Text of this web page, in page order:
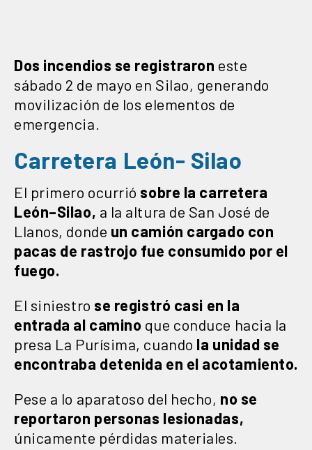
Dos incendios se registraron este
sábado 2 de mayo en Silao, generando
movilización de los elementos de
emergencia.
Carretera León- Silao
El primero ocurrió sobre la carretera
León–Silao, a la altura de San José de
Llanos, donde un camión cargado con
pacas de rastrojo fue consumido por el
fuego.
El siniestro se registró casi en la
entrada al camino que conduce hacia la
presa La Purísima, cuando la unidad se
encontraba detenida en el acotamiento.
Pese a lo aparatoso del hecho, no se
reportaron personas lesionadas,
únicamente pérdidas materiales.